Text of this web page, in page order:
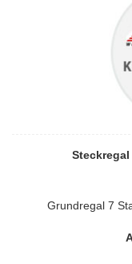
Steckregal
Grundregal 7